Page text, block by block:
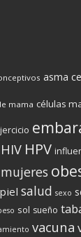
asma
mama células
HIV HPV
mujeres
piel salud sexo
sol sueño
vacuna